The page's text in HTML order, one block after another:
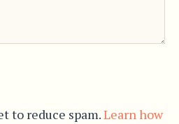
to reduce spam.Learn how